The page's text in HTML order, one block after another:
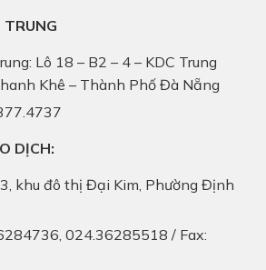
TRUNG
Lô 18 – B2 – 4 – KDC Trung
Khê – Thành Phố Đà Nẵng
DỊCH:
khu đô thị Đại Kim, Phường Định
024.36285518 / Fax: